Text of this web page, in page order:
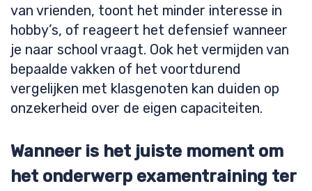
van vrienden, toont het minder interesse in
hobby’s, of reageert het defensief wanneer
je naar school vraagt. Ook het vermijden van
bepaalde vakken of het voortdurend
vergelijken met klasgenoten kan duiden op
onzekerheid over de eigen capaciteiten.
Wanneer is het juiste moment om
het onderwerp examentraining ter